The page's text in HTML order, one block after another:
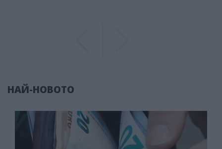
НАЙ-НОВОТО